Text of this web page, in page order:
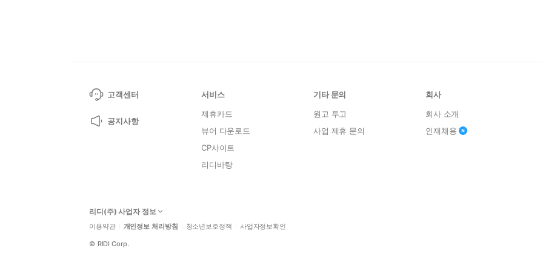
고객센터
공지사항
서비스
제휴카드
뷰어 다운로드
CP사이트
리디바탕
기타 문의
원고 투고
사업 제휴 문의
회사
회사 소개
인재채용
리디(주) 사업자 정보
이용약관 개인정보 처리방침 청소년보호정책 사업자정보확인
© RIDI Corp.